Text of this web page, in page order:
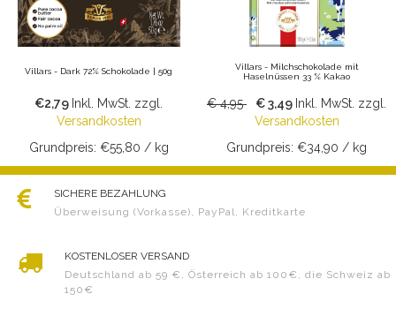
Villars - Dark 72% Schokolade | 50g
€2,79 Inkl. MwSt. zzgl.
Versandkosten
Grundpreis: €55,80 / kg
Villars - Milchschokolade mit
Haselnüssen 33 % Kakao
€ 4,95 € 3,49 Inkl. MwSt. zzgl.
Versandkosten
Grundpreis: €34,90 / kg
SICHERE BEZAHLUNG
Überweisung (Vorkasse), PayPal, Kreditkarte
KOSTENLOSER VERSAND
Deutschland ab 59 €, Österreich ab 100€, die Schweiz ab
150€